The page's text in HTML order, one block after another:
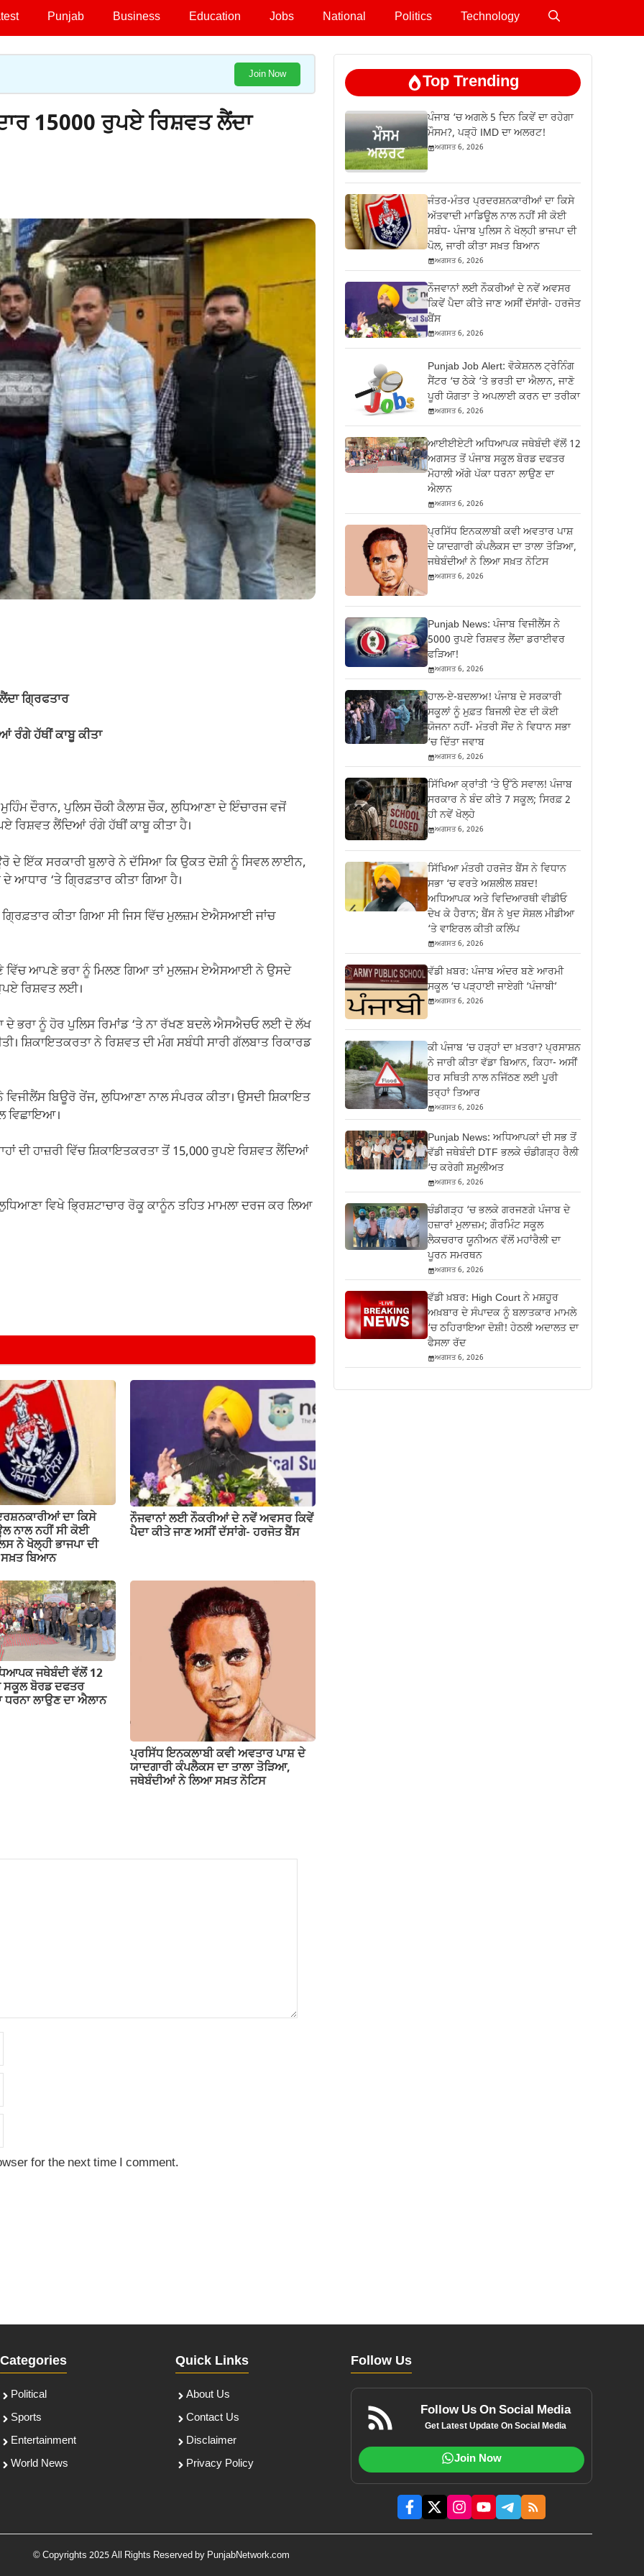
Punjab Business Education Jobs National Politics Technology
Join Now
15000 ਰੁਪਏ ਰਿਸ਼ਵਤ ਲੈਂਦਾ
ਗ੍ਰਿਫਤਾਰ
ਰੰਗੇ ਹੱਥੀਂ ਕਾਬੂ ਕੀਤਾ
ਮੁਹਿੰਮ ਦੌਰਾਨ, ਪੁਲਿਸ ਚੌਕੀ ਕੈਲਾਸ਼ ਚੌਕ, ਲੁਧਿਆਣਾ ਦੇ ਇੰਚਾਰਜ ਵਜੋਂ
ਲੈਂਦਿਆਂ ਰੰਗੇ ਹੱਥੀਂ ਕਾਬੂ ਕੀਤਾ ਹੈ।
ਦੇ ਇੱਕ ਸਰਕਾਰੀ ਬੁਲਾਰੇ ਨੇ ਦੱਸਿਆ ਕਿ ਉਕਤ ਦੋਸ਼ੀ ਨੂੰ ਸਿਵਲ ਲਾਈਨ,
ਆਧਾਰ ‘ਤੇ ਗ੍ਰਿਫ਼ਤਾਰ ਕੀਤਾ ਗਿਆ ਹੈ।
ਕੀਤਾ ਗਿਆ ਸੀ ਜਿਸ ਵਿੱਚ ਮੁਲਜ਼ਮ ਏਐਸਆਈ ਜਾਂਚ
ਵਿੱਚ ਆਪਣੇ ਭਰਾ ਨੂੰ ਮਿਲਣ ਗਿਆ ਤਾਂ ਮੁਲਜ਼ਮ ਏਐਸਆਈ ਨੇ ਉਸਦੇ
ਰਿਸ਼ਵਤ ਲਈ।
ਨੂੰ ਹੋਰ ਪੁਲਿਸ ਰਿਮਾਂਡ ‘ਤੇ ਨਾ ਰੱਖਣ ਬਦਲੇ ਐਸਐਚਓ ਲਈ ਦੋ ਲੱਖ
ਸ਼ਿਕਾਇਤਕਰਤਾ ਨੇ ਰਿਸ਼ਵਤ ਦੀ ਮੰਗ ਸਬੰਧੀ ਸਾਰੀ ਗੱਲਬਾਤ ਰਿਕਾਰਡ
ਬਿਊਰੋ ਰੇਂਜ, ਲੁਧਿਆਣਾ ਨਾਲ ਸੰਪਰਕ ਕੀਤਾ। ਉਸਦੀ ਸ਼ਿਕਾਇਤ
ਵਿਛਾਇਆ।
ਦੀ ਹਾਜ਼ਰੀ ਵਿੱਚ ਸ਼ਿਕਾਇਤਕਰਤਾ ਤੋਂ 15,000 ਰੁਪਏ ਰਿਸ਼ਵਤ ਲੈਂਦਿਆਂ
ਵਿਖੇ ਭ੍ਰਿਸ਼ਟਾਚਾਰ ਰੋਕੂ ਕਾਨੂੰਨ ਤਹਿਤ ਮਾਮਲਾ ਦਰਜ ਕਰ ਲਿਆ
ਦਾ ਕਿਸੇ
ਨਾਲ ਨਹੀਂ ਸੀ ਕੋਈ
ਨੇ ਖੋਲ੍ਹੀ ਭਾਜਪਾ ਦੀ
ਸਖ਼ਤ ਬਿਆਨ
ਨੌਜਵਾਨਾਂ ਲਈ ਨੌਕਰੀਆਂ ਦੇ ਨਵੇਂ ਅਵਸਰ ਕਿਵੇਂ
ਪੈਦਾ ਕੀਤੇ ਜਾਣ ਅਸੀਂ ਦੱਸਾਂਗੇ- ਹਰਜੋਤ ਬੈਂਸ
ਜਥੇਬੰਦੀ ਵੱਲੋਂ 12
ਸਕੂਲ ਬੋਰਡ ਦਫਤਰ
ਧਰਨਾ ਲਾਉਣ ਦਾ ਐਲਾਨ
ਪ੍ਰਸਿੱਧ ਇਨਕਲਾਬੀ ਕਵੀ ਅਵਤਾਰ ਪਾਸ਼ ਦੇ
ਯਾਦਗਾਰੀ ਕੰਪਲੈਕਸ ਦਾ ਤਾਲਾ ਤੋੜਿਆ,
ਜਥੇਬੰਦੀਆਂ ਨੇ ਲਿਆ ਸਖ਼ਤ ਨੋਟਿਸ
for the next time I comment.
Top Trending
ਪੰਜਾਬ ‘ਚ ਅਗਲੇ 5 ਦਿਨ ਕਿਵੇਂ ਦਾ ਰਹੇਗਾ
ਮੌਸਮ?, ਪੜ੍ਹੋ IMD ਦਾ ਅਲਰਟ!
ਅਗਸਤ 6, 2026
ਜੰਤਰ-ਮੰਤਰ ਪ੍ਰਦਰਸ਼ਨਕਾਰੀਆਂ ਦਾ ਕਿਸੇ
ਅੱਤਵਾਦੀ ਮਾਡਿਊਲ ਨਾਲ ਨਹੀਂ ਸੀ ਕੋਈ
ਸਬੰਧ- ਪੰਜਾਬ ਪੁਲਿਸ ਨੇ ਖੋਲ੍ਹੀ ਭਾਜਪਾ ਦੀ
ਪੋਲ, ਜਾਰੀ ਕੀਤਾ ਸਖ਼ਤ ਬਿਆਨ
ਅਗਸਤ 6, 2026
ਨੌਜਵਾਨਾਂ ਲਈ ਨੌਕਰੀਆਂ ਦੇ ਨਵੇਂ ਅਵਸਰ
ਕਿਵੇਂ ਪੈਦਾ ਕੀਤੇ ਜਾਣ ਅਸੀਂ ਦੱਸਾਂਗੇ- ਹਰਜੋਤ
ਬੈਂਸ
ਅਗਸਤ 6, 2026
Punjab Job Alert: ਵੋਕੇਸ਼ਨਲ ਟ੍ਰੇਨਿੰਗ
ਸੈਂਟਰ ‘ਚ ਠੇਕੇ ‘ਤੇ ਭਰਤੀ ਦਾ ਐਲਾਨ, ਜਾਣੋ
ਪੂਰੀ ਯੋਗਤਾ ਤੇ ਅਪਲਾਈ ਕਰਨ ਦਾ ਤਰੀਕਾ
ਅਗਸਤ 6, 2026
ਆਈਈਏਟੀ ਅਧਿਆਪਕ ਜਥੇਬੰਦੀ ਵੱਲੋਂ 12
ਅਗਸਤ ਤੋਂ ਪੰਜਾਬ ਸਕੂਲ ਬੋਰਡ ਦਫਤਰ
ਮੋਹਾਲੀ ਅੱਗੇ ਪੱਕਾ ਧਰਨਾ ਲਾਉਣ ਦਾ
ਐਲਾਨ
ਅਗਸਤ 6, 2026
ਪ੍ਰਸਿੱਧ ਇਨਕਲਾਬੀ ਕਵੀ ਅਵਤਾਰ ਪਾਸ਼
ਦੇ ਯਾਦਗਾਰੀ ਕੰਪਲੈਕਸ ਦਾ ਤਾਲਾ ਤੋੜਿਆ,
ਜਥੇਬੰਦੀਆਂ ਨੇ ਲਿਆ ਸਖ਼ਤ ਨੋਟਿਸ
ਅਗਸਤ 6, 2026
Punjab News: ਪੰਜਾਬ ਵਿਜੀਲੈਂਸ ਨੇ
5000 ਰੁਪਏ ਰਿਸ਼ਵਤ ਲੈਂਦਾ ਡਰਾਈਵਰ
ਫੜਿਆ!
ਅਗਸਤ 6, 2026
ਹਾਲ-ਏ-ਬਦਲਾਅ! ਪੰਜਾਬ ਦੇ ਸਰਕਾਰੀ
ਸਕੂਲਾਂ ਨੂੰ ਮੁਫ਼ਤ ਬਿਜਲੀ ਦੇਣ ਦੀ ਕੋਈ
ਯੋਜਨਾ ਨਹੀਂ- ਮੰਤਰੀ ਸੌਂਦ ਨੇ ਵਿਧਾਨ ਸਭਾ
‘ਚ ਦਿੱਤਾ ਜਵਾਬ
ਅਗਸਤ 6, 2026
ਸਿੱਖਿਆ ਕ੍ਰਾਂਤੀ ‘ਤੇ ਉੱਠੇ ਸਵਾਲ! ਪੰਜਾਬ
ਸਰਕਾਰ ਨੇ ਬੰਦ ਕੀਤੇ 7 ਸਕੂਲ; ਸਿਰਫ਼ 2
ਹੀ ਨਵੇਂ ਖੋਲ੍ਹੇ
ਅਗਸਤ 6, 2026
ਸਿੱਖਿਆ ਮੰਤਰੀ ਹਰਜੋਤ ਬੈਂਸ ਨੇ ਵਿਧਾਨ
ਸਭਾ ‘ਚ ਵਰਤੇ ਅਸ਼ਲੀਲ ਸ਼ਬਦ!
ਅਧਿਆਪਕ ਅਤੇ ਵਿਦਿਆਰਥੀ ਵੀਡੀਓ
ਦੇਖ ਕੇ ਹੈਰਾਨ; ਬੈਂਸ ਨੇ ਖੁਦ ਸੋਸ਼ਲ ਮੀਡੀਆ
‘ਤੇ ਵਾਇਰਲ ਕੀਤੀ ਕਲਿੱਪ
ਅਗਸਤ 6, 2026
ਵੱਡੀ ਖ਼ਬਰ: ਪੰਜਾਬ ਅੰਦਰ ਬਣੇ ਆਰਮੀ
ਸਕੂਲ ‘ਚ ਪੜ੍ਹਾਈ ਜਾਏਗੀ ‘ਪੰਜਾਬੀ’
ਅਗਸਤ 6, 2026
ਕੀ ਪੰਜਾਬ ‘ਚ ਹੜ੍ਹਾਂ ਦਾ ਖ਼ਤਰਾ? ਪ੍ਰਸਾਸ਼ਨ
ਨੇ ਜਾਰੀ ਕੀਤਾ ਵੱਡਾ ਬਿਆਨ, ਕਿਹਾ- ਅਸੀਂ
ਹਰ ਸਥਿਤੀ ਨਾਲ ਨਜਿੱਠਣ ਲਈ ਪੂਰੀ
ਤਰ੍ਹਾਂ ਤਿਆਰ
ਅਗਸਤ 6, 2026
Punjab News: ਅਧਿਆਪਕਾਂ ਦੀ ਸਭ ਤੋਂ
ਵੱਡੀ ਜਥੇਬੰਦੀ DTF ਭਲਕੇ ਚੰਡੀਗੜ੍ਹ ਰੈਲੀ
‘ਚ ਕਰੇਗੀ ਸ਼ਮੂਲੀਅਤ
ਅਗਸਤ 6, 2026
ਚੰਡੀਗੜ੍ਹ ‘ਚ ਭਲਕੇ ਗਰਜਣਗੇ ਪੰਜਾਬ ਦੇ
ਹਜ਼ਾਰਾਂ ਮੁਲਾਜ਼ਮ; ਗੌਰਮਿੰਟ ਸਕੂਲ
ਲੈਕਚਰਾਰ ਯੂਨੀਅਨ ਵੱਲੋਂ ਮਹਾਂਰੈਲੀ ਦਾ
ਪੂਰਨ ਸਮਰਥਨ
ਅਗਸਤ 6, 2026
ਵੱਡੀ ਖ਼ਬਰ: High Court ਨੇ ਮਸ਼ਹੂਰ
ਅਖ਼ਬਾਰ ਦੇ ਸੰਪਾਦਕ ਨੂੰ ਬਲਾਤਕਾਰ ਮਾਮਲੇ
‘ਚ ਠਹਿਰਾਇਆ ਦੋਸ਼ੀ! ਹੇਠਲੀ ਅਦਾਲਤ ਦਾ
ਫੈਸਲਾ ਰੱਦ
ਅਗਸਤ 6, 2026
Categories
Political
Sports
Entertainment
World News
Quick Links
About Us
Contact Us
Disclaimer
Privacy Policy
Follow Us
Follow Us On Social Media
Get Latest Update On Social Media
Join Now
© Copyrights 2025 All Rights Reserved by PunjabNetwork.com